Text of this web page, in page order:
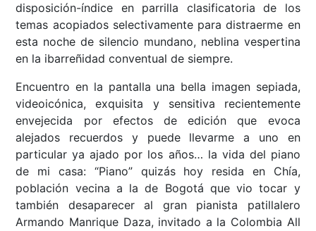
disposición-índice en parrilla clasificatoria de los
temas acopiados selectivamente para distraerme en
esta noche de silencio mundano, neblina vespertina
en la ibarreñidad conventual de siempre.
Encuentro en la pantalla una bella imagen sepiada,
videoicónica, exquisita y sensitiva recientemente
envejecida por efectos de edición que evoca
alejados recuerdos y puede llevarme a uno en
particular ya ajado por los años… la vida del piano
de mi casa: “Piano” quizás hoy resida en Chía,
población vecina a la de Bogotá que vio tocar y
también desaparecer al gran pianista patillalero
Armando Manrique Daza, invitado a la Colombia All